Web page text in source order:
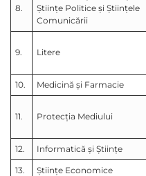
8.
Științe Politice și Științele
Comunicării
9. Litere
10. Medicină și Farmacie
11. Protecția Mediului
12. Informatică și Științe
13. Științe Economice